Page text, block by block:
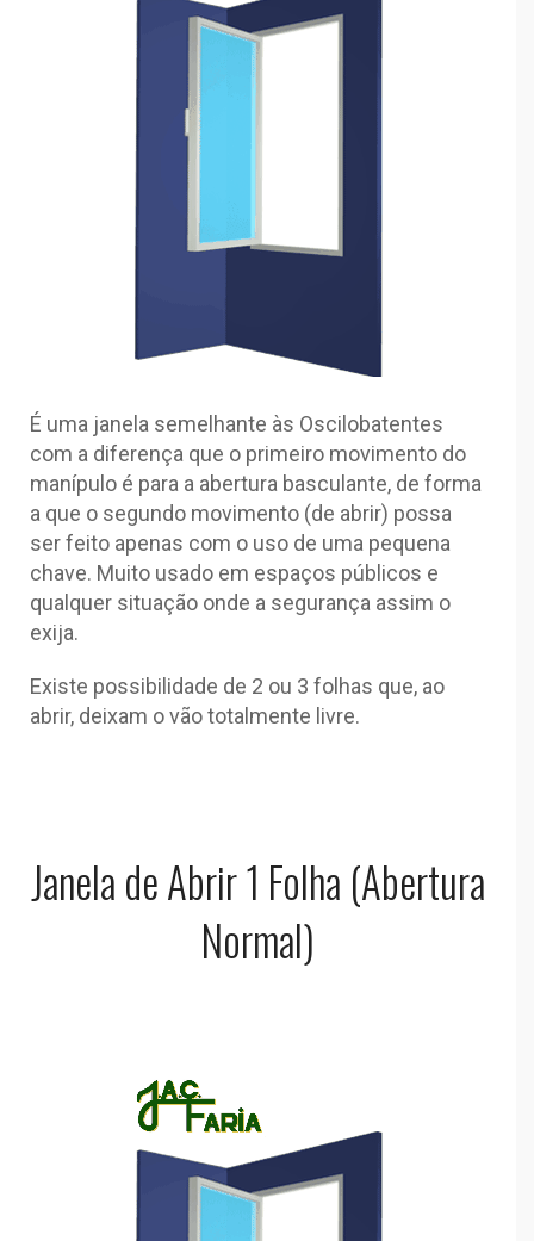
É uma janela semelhante às Oscilobatentes
com a diferença que o primeiro movimento do
manípulo é para a abertura basculante, de forma
a que o segundo movimento (de abrir) possa
ser feito apenas com o uso de uma pequena
chave. Muito usado em espaços públicos e
qualquer situação onde a segurança assim o
exija.
Existe possibilidade de 2 ou 3 folhas que, ao
abrir, deixam o vão totalmente livre.
Janela de Abrir 1 Folha (Abertura
Normal)